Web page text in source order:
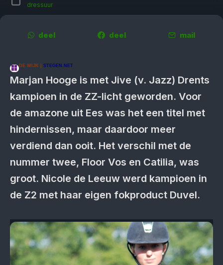
dressuur
deel deel mail
DE WIJK | STEGEN.NET
Marjan Hooge is met Jive (v. Jazz) Drents
kampioen in de ZZ-licht geworden. Voor
de amazone uit Ees was het een titel met
hindernissen, maar daardoor meer
verdiend dan ooit. Het verschil met de
nummer twee, Floor Vos en Catilia, was
groot. Nicole de Leeuw werd kampioen in
de Z2 met haar eigen fokproduct Duvel.